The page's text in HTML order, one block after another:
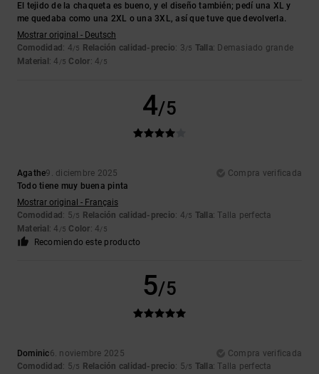
El tejido de la chaqueta es bueno, y el diseño también; pedí una XL y
me quedaba como una 2XL o una 3XL, así que tuve que devolverla.
Mostrar original - Deutsch
Comodidad : 4/5 Relación calidad-precio: 3/5 Talla: Demasiado grande
Material : 4 /5 Color: 4/5
4/5
Agathe9. diciembre 2025
Compra verificada
Todo tiene muy buena pinta
Mostrar original - Français
Comodidad : 5/5 Relación calidad-precio: 4/5 Talla: Talla perfecta
Material : 4 /5 Color: 4/5
Recomiendo este producto
5/5
Dominic6. noviembre 2025
Compra verificada
Comodidad : 5/5 Relación calidad-precio: 5/5 Talla: Talla perfecta